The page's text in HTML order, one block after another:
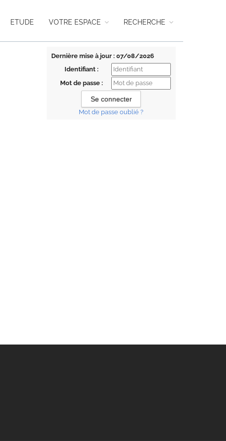
ETUDE VOTRE ESPACE RECHERCHE
Dernière mise à jour : 07/08/2026
Identifiant :
Mot de passe :
Mot de passe oublié ?